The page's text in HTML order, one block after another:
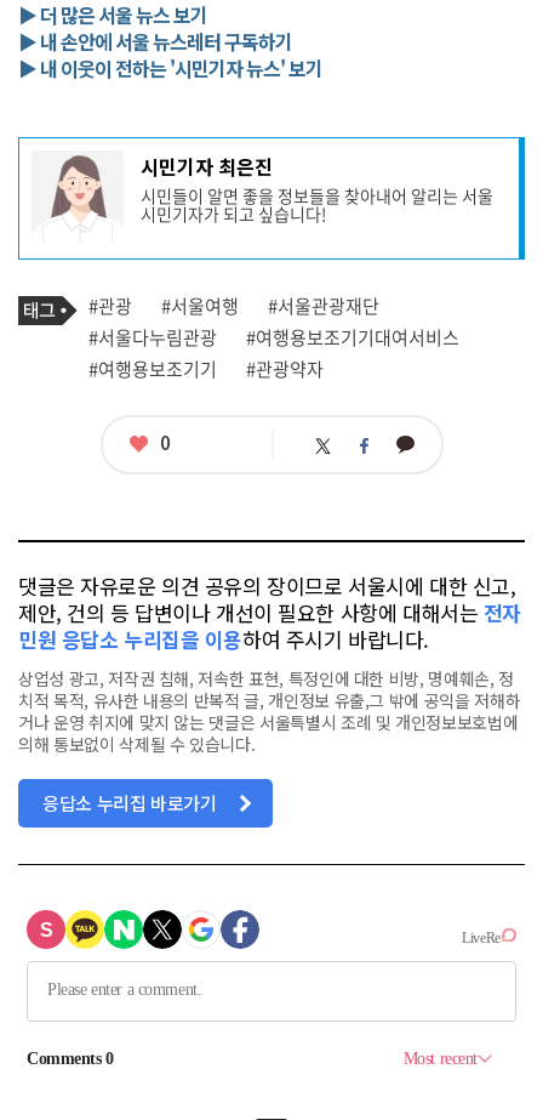
▶ 더 많은 서울 뉴스 보기
▶ 내 손안에 서울 뉴스레터 구독하기
▶ 내 이웃이 전하는 '시민기자 뉴스' 보기
프
필
시민기자 최은진
시민들이 알면 좋을 정보들을 찾아내어 알리는 서울
시민기자가 되고 싶습니다!
기
사
관
련
태
태
그
#관광 #서울여행
#서울관광재단
#서울다누림관광
#여행용보조기기대여서비스
#여행용보조기기
#관광약자
좋
0 트 페 카
댓글은 자유로운 의견 공유의 장이므로 서울시에 대한 신고,
제안, 건의 등 답변이나 개선이 필요한 사항에 대해서는 전자
민원 응답소 누리집을 이용하여 주시기 바랍니다.
상업성 광고, 저작권 침해, 저속한 표현, 특정인에 대한 비방, 명예훼손, 정
치적 목적, 유사한 내용의 반복적 글, 개인정보 유출,그 밖에 공익을 저해하
거나 운영 취지에 맞지 않는 댓글은 서울특별시 조례 및 개인정보보호법에
의해 통보없이 삭제될 수 있습니다.
응답소 누리집 바로가기